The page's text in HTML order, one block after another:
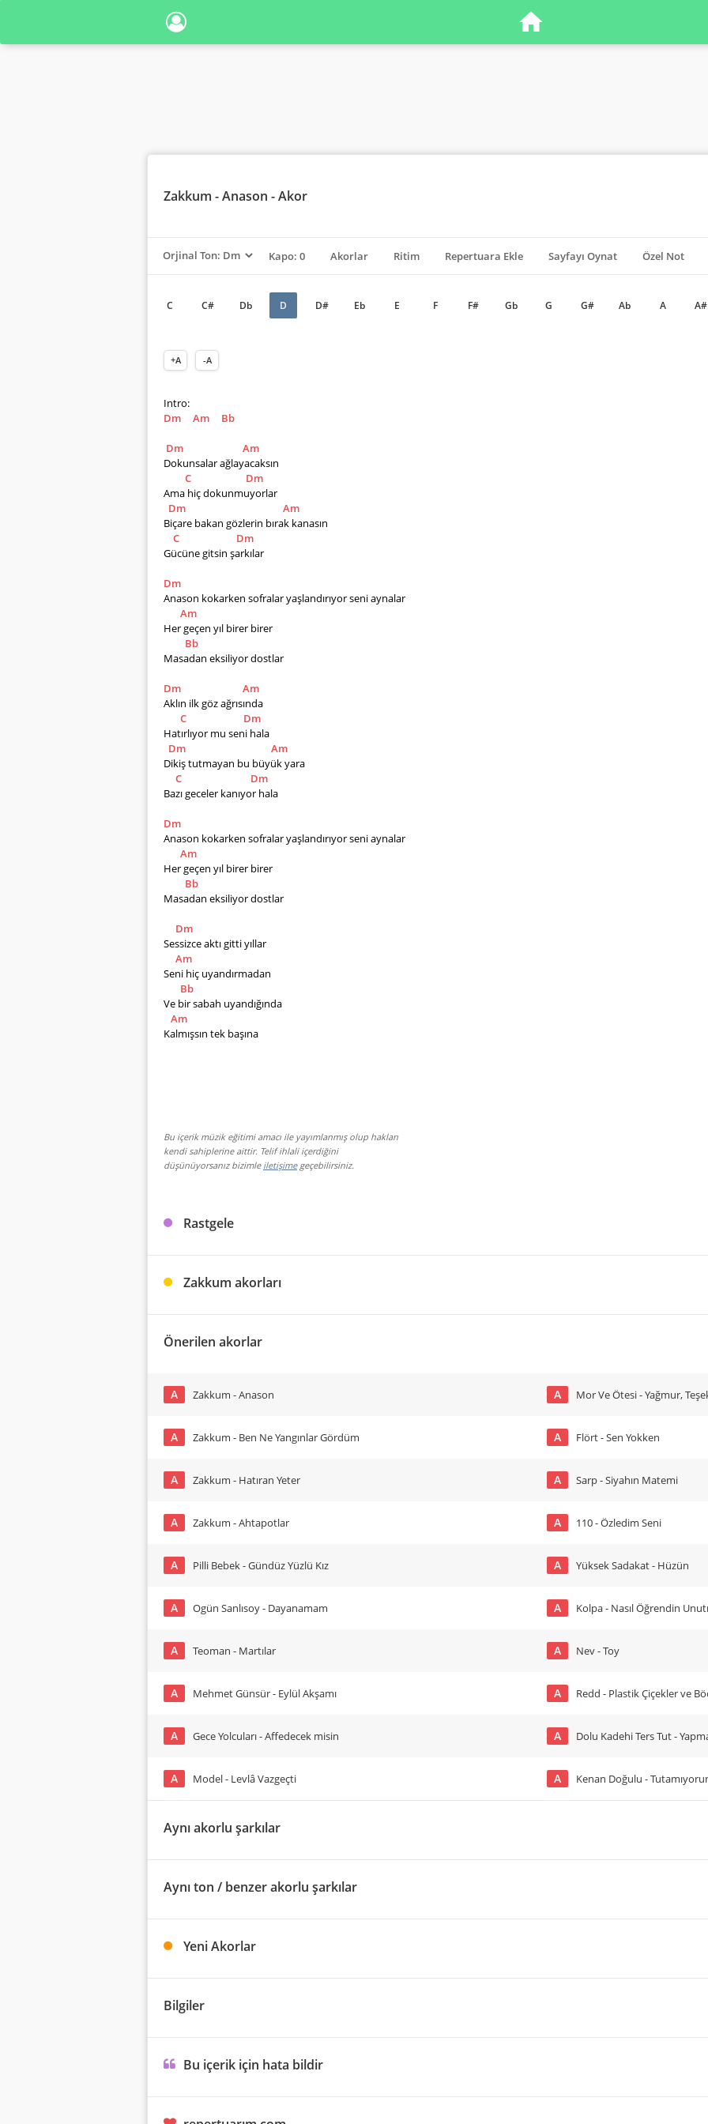
Zakkum - Anason - Akor
Kapo: 0 Akorlar Ritim Repertuara Ekle Sayfayı Oynat Özel Not
C C# Db D D# Eb E F F# Gb G G# Ab A A#
+A -A
Intro:
Dm
Am Bb
Dm
Am
Dokunsalar ağlayacaksın
C
Dm
Ama hiç dokunmuyorlar
Dm
Am
Biçare bakan gözlerin bırak kanasın
C
Dm
Gücüne gitsin şarkılar
Dm
Anason kokarken sofralar yaşlandırıyor seni aynalar
Am
Her geçen yıl birer birer
Bb
Masadan eksiliyor dostlar
Dm
Am
Aklın ilk göz ağrısında
C
Dm
Hatırlıyor mu seni hala
Dm
Am
Dikiş tutmayan bu büyük yara
C
Dm
Bazı geceler kanıyor hala
Dm
Anason kokarken sofralar yaşlandırıyor seni aynalar
Am
Her geçen yıl birer birer
Bb
Masadan eksiliyor dostlar
Dm
Sessizce aktı gitti yıllar
Am
Seni hiç uyandırmadan
Bb
Ve bir sabah uyandığında
Am
Kalmışsın tek başına
Bu içerik müzik eğitimi amacı ile yayımlanmış olup hakları
kendi sahiplerine aittir. Telif ihlali içerdiğini
düşünüyorsanız bizimle iletişimegeçebilirsiniz.
Rastgele
Zakkum akorları
Önerilen akorlar
A Zakkum - Anason
A Zakkum - Ben Ne Yangınlar Gördüm
A Zakkum - Hatıran Yeter
A Zakkum - Ahtapotlar
A Pilli Bebek - Gündüz Yüzlü Kız
A Ogün Sanlısoy - Dayanamam
A Teoman - Martılar
A Mehmet Günsür - Eylül Akşamı
A Gece Yolcuları - Affedecek misin
A Model - Levlâ Vazgeçti
A Mor Ve Ötesi - Yağmur,
A Flört - Sen Yokken
A Sarp - Siyahın Matemi
A 110 - Özledim Seni
A Yüksek Sadakat - Hüzün
A Kolpa - Nasıl Öğrendin
A Nev - Toy
A Redd - Plastik Çiçekler ve
A Dolu Kadehi Ters Tut -
A Kenan Doğulu -
Aynı akorlu şarkılar
Aynı ton / benzer akorlu şarkılar
Yeni Akorlar
Bilgiler
Bu içerik için hata bildir